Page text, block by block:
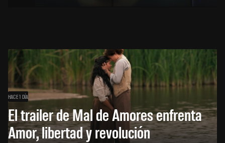
HACE 1 DÍA
El trailer de Mal de Amores enfrenta
Amor, libertad y revolución